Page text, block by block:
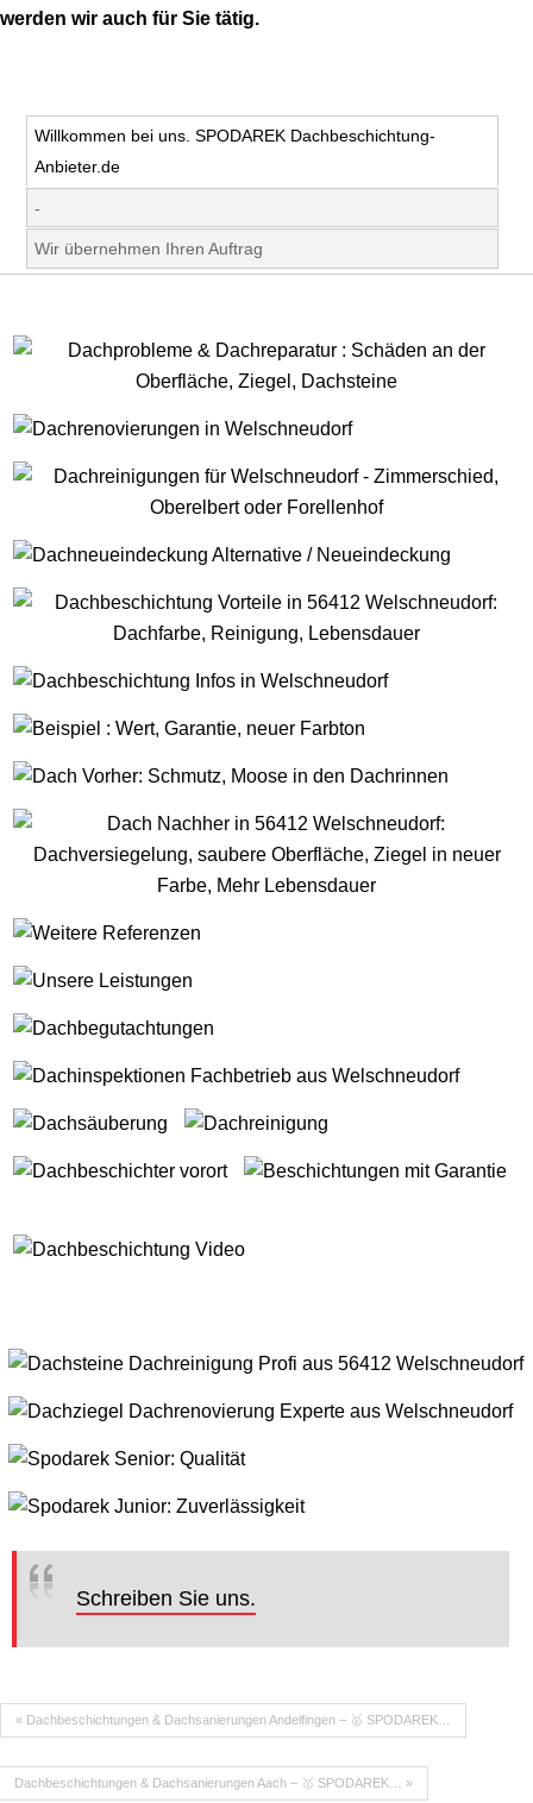
werden wir auch für Sie tätig.
Willkommen bei uns. SPODAREK Dachbeschichtung-
Anbieter.de
-
Wir übernehmen Ihren Auftrag
Schreiben Sie uns.
« Dachbeschichtungen & Dachsanierungen Andelfingen – 🥇 SPODAREK…
Dachbeschichtungen & Dachsanierungen Aach – 🥇 SPODAREK… »